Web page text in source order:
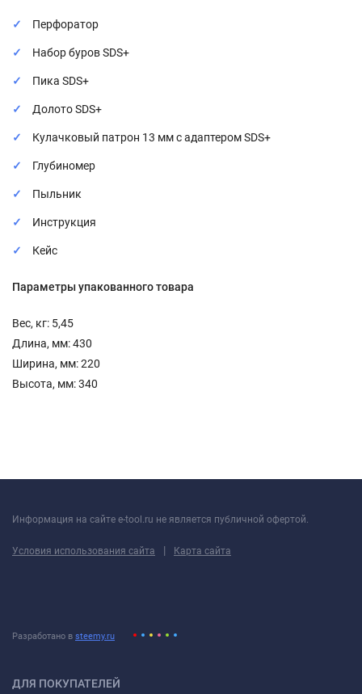
Перфоратор
Набор буров SDS+
Пика SDS+
Долото SDS+
Кулачковый патрон 13 мм с адаптером SDS+
Глубиномер
Пыльник
Инструкция
Кейс
Параметры упакованного товара
Вес, кг: 5,45
Длина, мм: 430
Ширина, мм: 220
Высота, мм: 340
Информация на сайте e-tool.ru не является публичной офертой.
Условия использования сайта | Карта сайта
Разработано в steemy.ru
ДЛЯ ПОКУПАТЕЛЕЙ